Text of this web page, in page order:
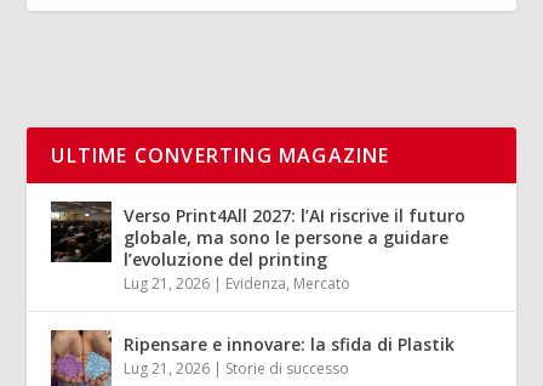
ULTIME CONVERTING MAGAZINE
Verso Print4All 2027: l’AI riscrive il futuro
globale, ma sono le persone a guidare
l’evoluzione del printing
Lug 21, 2026 | Evidenza, Mercato
Ripensare e innovare: la sfida di Plastik
Lug 21, 2026 | Storie di successo